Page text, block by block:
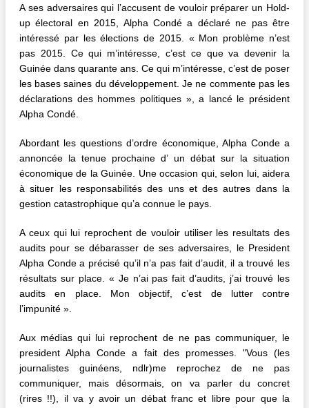
A ses adversaires qui l’accusent de vouloir préparer un Hold-
up électoral en 2015, Alpha Condé a déclaré ne pas être
intéressé par les élections de 2015. « Mon problème n’est
pas 2015. Ce qui m’intéresse, c’est ce que va devenir la
Guinée dans quarante ans. Ce qui m’intéresse, c’est de poser
les bases saines du développement. Je ne commente pas les
déclarations des hommes politiques », a lancé le président
Alpha Condé.
Abordant les questions d’ordre économique, Alpha Conde a
annoncée la tenue prochaine d’ un débat sur la situation
économique de la Guinée. Une occasion qui, selon lui, aidera
à situer les responsabilités des uns et des autres dans la
gestion catastrophique qu’a connue le pays.
A ceux qui lui reprochent de vouloir utiliser les resultats des
audits pour se débarasser de ses adversaires, le President
Alpha Conde a précisé qu’il n’a pas fait d’audit, il a trouvé les
résultats sur place. « Je n’ai pas fait d’audits, j’ai trouvé les
audits en place. Mon objectif, c’est de lutter contre
l’impunité ».
Aux médias qui lui reprochent de ne pas communiquer, le
president Alpha Conde a fait des promesses. "Vous (les
journalistes guinéens, ndlr)me reprochez de ne pas
communiquer, mais désormais, on va parler du concret
(rires !!), il va y avoir un débat franc et libre pour que la